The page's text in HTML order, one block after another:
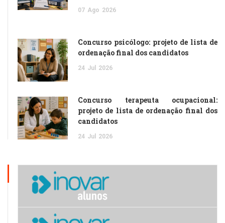
07 Ago 2026
Concurso psicólogo: projeto de lista de
ordenação final dos candidatos
24 Jul 2026
Concurso terapeuta ocupacional:
projeto de lista de ordenação final dos
candidatos
24 Jul 2026